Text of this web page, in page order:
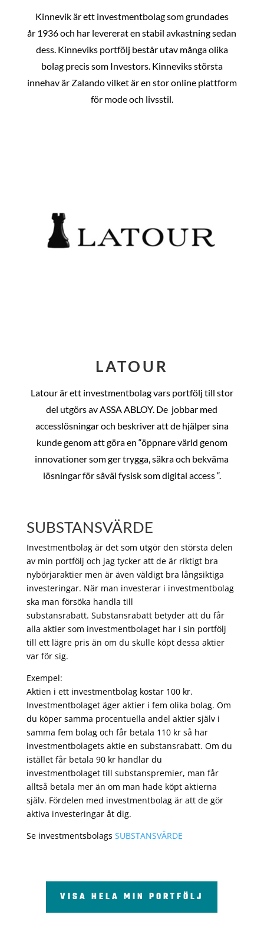
Kinnevik är ett investmentbolag som grundades
år 1936 och har levererat en stabil avkastning sedan
dess. Kinneviks portfölj består utav många olika
bolag precis som Investors. Kinneviks största
innehav är Zalando vilket är en stor online plattform
för mode och livsstil.
LATOUR
Latour är ett investmentbolag vars portfölj till stor
del utgörs av ASSA ABLOY. De jobbar med
accesslösningar och beskriver att de hjälper sina
kunde genom att göra en “öppnare värld genom
innovationer som ger trygga, säkra och bekväma
lösningar för såväl fysisk som digital access “.
SUBSTANSVÄRDE
Investmentbolag är det som utgör den största delen
av min portfölj och jag tycker att de är riktigt bra
nybörjaraktier men är även väldigt bra långsiktiga
investeringar. När man investerar i investmentbolag
ska man försöka handla till
substansrabatt. Substansrabatt betyder att du får
alla aktier som investmentbolaget har i sin portfölj
till ett lägre pris än om du skulle köpt dessa aktier
var för sig.
Exempel:
Aktien i ett investmentbolag kostar 100 kr.
Investmentbolaget äger aktier i fem olika bolag. Om
du köper samma procentuella andel aktier själv i
samma fem bolag och får betala 110 kr så har
investmentbolagets aktie en substansrabatt. Om du
istället får betala 90 kr handlar du
investmentbolaget till substanspremier, man får
alltså betala mer än om man hade köpt aktierna
själv. Fördelen med investmentbolag är att de gör
aktiva investeringar åt dig.
Se investmentsbolags SUBSTANSVÄRDE
VISA HELA MIN PORTFÖLJ